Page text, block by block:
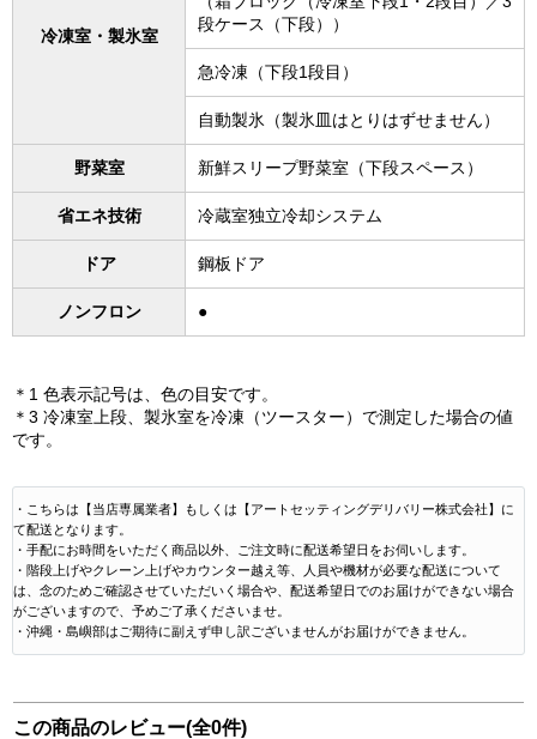
冷凍室・製氷室
段ケース（下段））
急冷凍（下段1段目）
自動製氷（製氷皿はとりはずせません）
野菜室 新鮮スリープ野菜室（下段スペース）
省エネ技術 冷蔵室独立冷却システム
ドア 鋼板ドア
ノンフロン ●
＊1 色表示記号は、色の目安です。
＊3 冷凍室上段、製氷室を冷凍（ツースター）で測定した場合の値
です。
・こちらは【当店専属業者】もしくは【アートセッティングデリバリー株式会社】に
て配送となります。
・手配にお時間をいただく商品以外、ご注文時に配送希望日をお伺いします。
・階段上げやクレーン上げやカウンター越え等、人員や機材が必要な配送について
は、念のためご確認させていただいく場合や、配送希望日でのお届けができない場合
がございますので、予めご了承くださいませ。
・沖縄・島嶼部はご期待に副えず申し訳ございませんがお届けができません。
この商品のレビュー(全0件)